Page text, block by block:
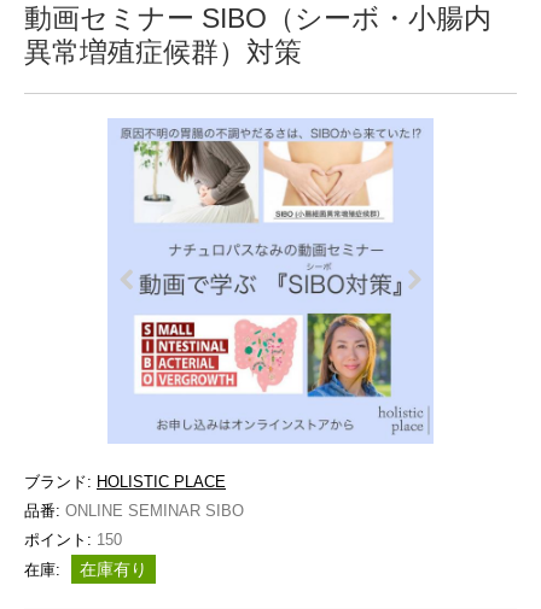
動画セミナー SIBO（シーボ・小腸内
異常増殖症候群）対策
ブランド: HOLISTIC PLACE
品番: ONLINE SEMINAR SIBO
ポイント: 150
在庫:
在庫有り